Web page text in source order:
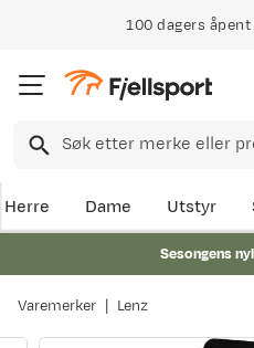
100 dagers
Herre Dame Utstyr
Sesongens
Varemerker Lenz